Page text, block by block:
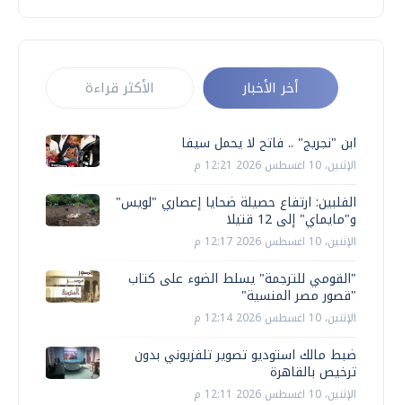
أخر الأخبار الأكثر قراءة
ابن "نجريج" .. فاتح لا يحمل سيفا
الإثنين، 10 اغسطس 2026 12:21 م
الفلبين: ارتفاع حصيلة ضحايا إعصاري "لويس"
و"مايماي" إلى 12 قتيلا
الإثنين، 10 اغسطس 2026 12:17 م
"القومي للترجمة" يسلط الضوء على كتاب
"قصور مصر المنسية"
الإثنين، 10 اغسطس 2026 12:14 م
ضبط مالك استوديو تصوير تلفزيوني بدون
ترخيص بالقاهرة
الإثنين، 10 اغسطس 2026 12:11 م